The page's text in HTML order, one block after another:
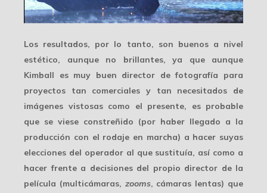
Los resultados, por lo tanto, son buenos a nivel
estético, aunque no brillantes, ya que aunque
Kimball es muy buen director de fotografía para
proyectos tan comerciales y tan necesitados de
imágenes vistosas como el presente, es probable
que se viese constreñido (por haber llegado a la
producción con el rodaje en marcha) a hacer suyas
elecciones del operador al que sustituía, así como a
hacer frente a decisiones del propio director de la
película (multicámaras, zooms, cámaras lentas) que